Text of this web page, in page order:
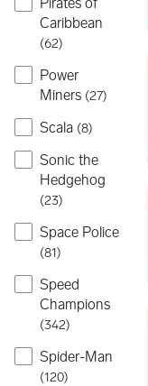
Caribbean
(62)
Power
Miners (27)
Scala (8)
Sonic the
Hedgehog
(23)
Space Police
(81)
Speed
Champions
(342)
Spider-Man
(120)